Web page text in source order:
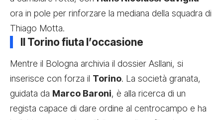
ora in pole per rinforzare la mediana della squadra di
Thiago Motta.
Il Torino fiuta l’occasione
Mentre il Bologna archivia il dossier Asllani, si
inserisce con forza il Torino. La società granata,
guidata da Marco Baroni, è alla ricerca di un
regista capace di dare ordine al centrocampo e ha